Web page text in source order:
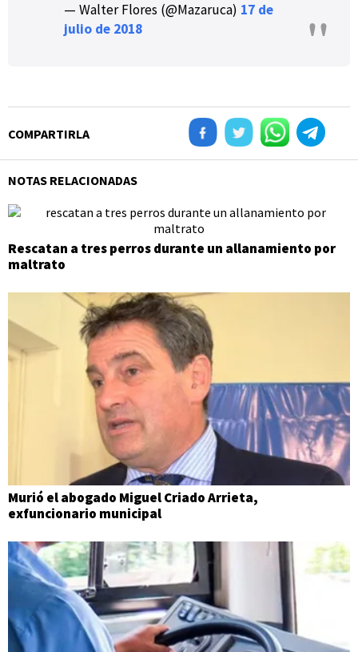
— Walter Flores (@Mazaruca) 17 de
julio de 2018
COMPARTIRLA
NOTAS RELACIONADAS
Rescatan a tres perros durante un allanamiento por
maltrato
Murió el abogado Miguel Criado Arrieta,
exfuncionario municipal